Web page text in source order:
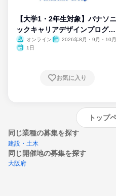
【大学1・2年生対象】パナソニ
ックキャリアデザインプログラ
ム
オンライン
2026年8月・9月・10月
1日
お気に入り
トップ
同じ業種の募集を探す
建設・土木
同じ開催地の募集を探す
大阪府